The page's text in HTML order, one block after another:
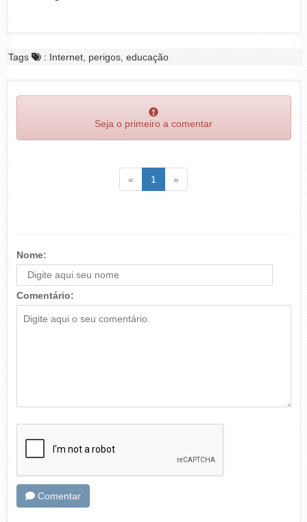
Tags : Internet, perigos, educação
Seja o primeiro a comentar
« Voltar1 (atual)
»
Nome:
Comentário:
Comentar